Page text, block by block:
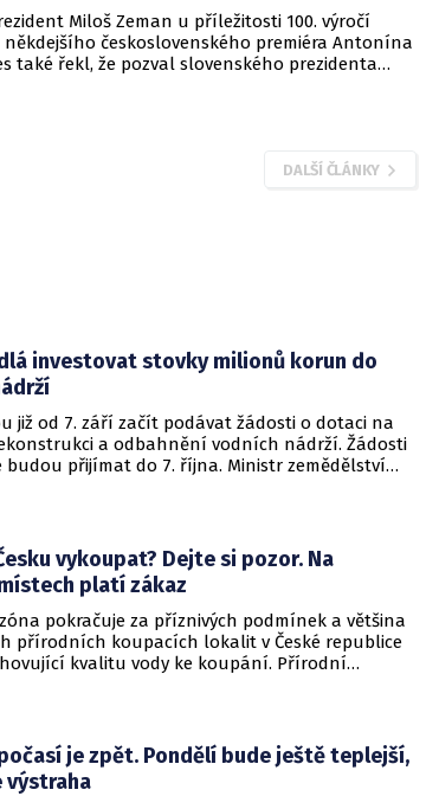
Miloš Zeman u příležitosti 100. výročí
někdejšího československého premiéra Antonína
také řekl, že pozval slovenského prezidenta
DALŠÍ ČLÁNKY
investovat stovky milionů korun do
již od 7. září začít podávat žádosti o dotaci na
a odbahnění vodních nádrží. Žádosti
budou přijímat do 7. října. Ministr zemědělství
Informovalo o tom ministerstvo
vykoupat? Dejte si pozor. Na
platí zákaz
pokračuje za příznivých podmínek a většina
přírodních koupacích lokalit v České republice
kvalitu vody ke koupání. Přírodní
30 °C.
je zpět. Pondělí bude ještě teplejší,
výstraha